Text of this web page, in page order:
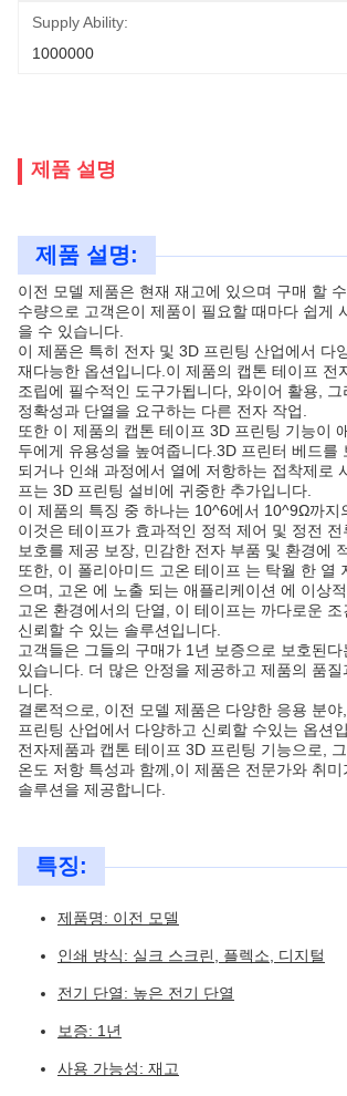
Supply Ability:
1000000
제품 설명
제품 설명:
이전 모델 제품은 현재 재고에 있으며 구매 할
수량으로 고객은이 제품이 필요할 때마다 쉽게
을 수 있습니다.
이 제품은 특히 전자 및 3D 프린팅 산업에서 다
재다능한 옵션입니다.이 제품의 캡톤 테이프 전
조립에 필수적인 도구가됩니다, 와이어 활용, 그
정확성과 단열을 요구하는 다른 전자 작업.
또한 이 제품의 캡톤 테이프 3D 프린팅 기능이
두에게 유용성을 높여줍니다.3D 프린터 베드를
되거나 인쇄 과정에서 열에 저항하는 접착제로
프는 3D 프린팅 설비에 귀중한 추가입니다.
이 제품의 특징 중 하나는 10^6에서 10^9Ω까지
이것은 테이프가 효과적인 정적 제어 및 정전
보호를 제공 보장, 민감한 전자 부품 및 환경에
또한, 이 폴리아미드 고온 테이프 는 탁월 한 열
으며, 고온 에 노출 되는 애플리케이션 에 이상
고온 환경에서의 단열, 이 테이프는 까다로운
신뢰할 수 있는 솔루션입니다.
고객들은 그들의 구매가 1년 보증으로 보호된
있습니다. 더 많은 안정을 제공하고 제품의 품
니다.
결론적으로, 이전 모델 제품은 다양한 응용 분
프린팅 산업에서 다양하고 신뢰할 수있는 옵션
전자제품과 캡톤 테이프 3D 프린팅 기능으로,
온도 저항 특성과 함께,이 제품은 전문가와 취
솔루션을 제공합니다.
특징:
제품명: 이전 모델
인쇄 방식: 실크 스크린, 플렉소, 디지털
전기 단열: 높은 전기 단열
보증: 1년
사용 가능성: 재고